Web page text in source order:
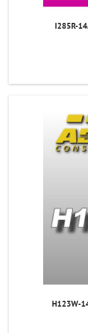
I285R-
H123W-